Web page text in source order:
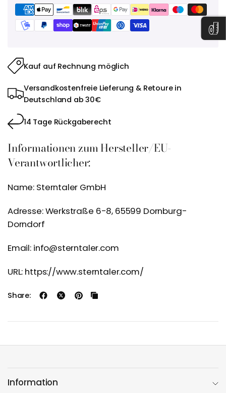
Kauf auf Rechnung möglich
Versandkostenfreie Lieferung & Retoure in
Deutschland ab 30€
14 Tage Rückgaberecht
Informationen zum Hersteller/EU-
Verantwortlicher:
Name: Sterntaler GmbH
Adresse: Werkstraße 6-8, 65599 Dornburg-
Dorndorf
Email: info@sterntaler.com
URL: https://www.sterntaler.com/
Share:
Information